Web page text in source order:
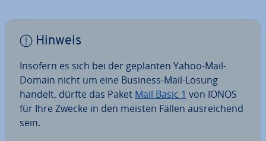
Hinweis
Insofern es sich bei der geplanten Yahoo-Mail-
Domain nicht um eine Business-Mail-Lösung
handelt, dürfte das Paket Mail Basic 1 von IONOS
für Ihre Zwecke in den meisten Fällen aus­rei­chend
sein.